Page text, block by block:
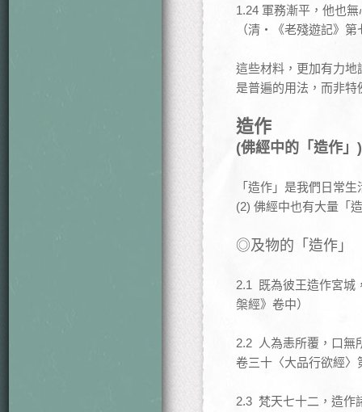
1.24 軍務漸平，他也
（清‧《老殘遊記》第
這些材料，更加有力
是普遍的用法，而非
造作
(佛經中的「造作」)
「造作」是我們日常
(2) 佛經中也有大量「
◎及物的「造作」
2.1 既為彼王造作宮城
槃經》卷中）
2.2 人為恚所覆，口無
卷三十〈大品行欲經〉
2.3 梵天七十二，造作